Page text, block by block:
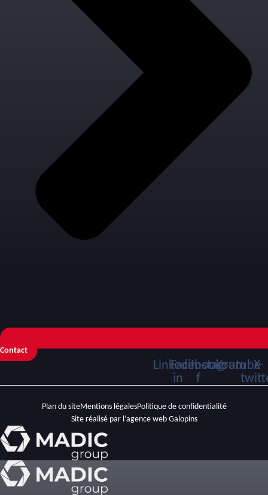
Contact
Linkedin-
in
Facebook-
f
Instagram
Youtube
X-
Plan du siteMentions légalesPolitique de confidentialité
Site réalisé par l’agence web Galopins